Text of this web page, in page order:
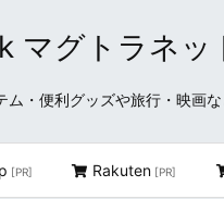
マグトラネッ
・便利グッズや旅行・映画
[PR] Rakuten [PR]